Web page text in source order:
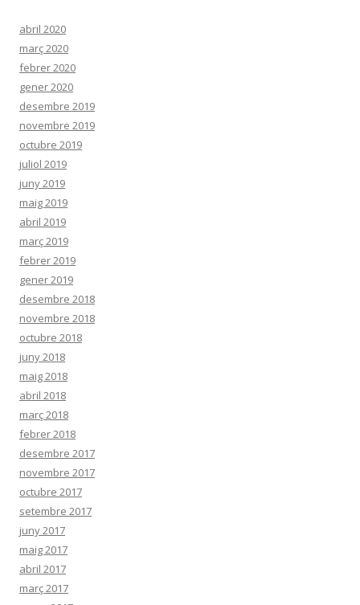
abril 2020
març 2020
febrer 2020
gener 2020
desembre 2019
novembre 2019
octubre 2019
juliol 2019
juny 2019
maig 2019
abril 2019
març 2019
febrer 2019
gener 2019
desembre 2018
novembre 2018
octubre 2018
juny 2018
maig 2018
abril 2018
març 2018
febrer 2018
desembre 2017
novembre 2017
octubre 2017
setembre 2017
juny 2017
maig 2017
abril 2017
març 2017